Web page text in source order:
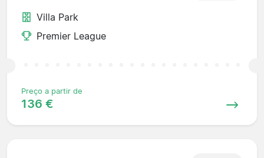
Villa Park
Premier League
Preço a partir de
136 €